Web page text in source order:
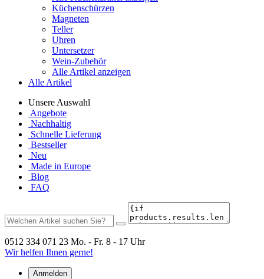
Küchenschürzen
Magneten
Teller
Uhren
Untersetzer
Wein-Zubehör
Alle Artikel anzeigen
Alle Artikel
Unsere Auswahl
Angebote
Nachhaltig
Schnelle Lieferung
Bestseller
Neu
Made in Europe
Blog
FAQ
0512 334 071 23 Mo. - Fr. 8 - 17 Uhr
Wir helfen Ihnen gerne!
Anmelden